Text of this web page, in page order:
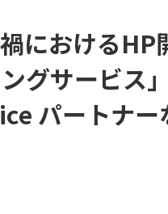
におけるHP
ングサービス
パートナー